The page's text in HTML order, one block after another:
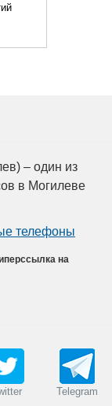
– один из
в Могилеве
телефоны
на
Telegram